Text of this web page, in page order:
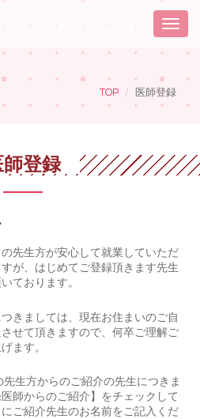
Toggle
TOP 医師登録
登録
先生方が安心して就業していただ
が、はじめてご登録頂きます先生
ております。
きましては、現在お住まいのご自
せて頂きますので、何卒ご理解ご
ます。
生方からのご紹介の先生につきま
師からのご紹介】をチェックして
ご紹介先生のお名前をご記入くだ